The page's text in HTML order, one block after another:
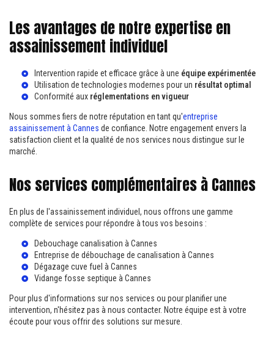
Les avantages de notre expertise en
assainissement individuel
Intervention rapide et efficace grâce à une équipe expérimentée
Utilisation de technologies modernes pour un résultat optimal
Conformité aux réglementations en vigueur
Nous sommes fiers de notre réputation en tant qu'entreprise
assainissement à Cannes de confiance. Notre engagement envers la
satisfaction client et la qualité de nos services nous distingue sur le
marché.
Nos services complémentaires à Cannes
En plus de l'assainissement individuel, nous offrons une gamme
complète de services pour répondre à tous vos besoins :
Debouchage canalisation à Cannes
Entreprise de débouchage de canalisation à Cannes
Dégazage cuve fuel à Cannes
Vidange fosse septique à Cannes
Pour plus d'informations sur nos services ou pour planifier une
intervention, n'hésitez pas à nous contacter. Notre équipe est à votre
écoute pour vous offrir des solutions sur mesure.